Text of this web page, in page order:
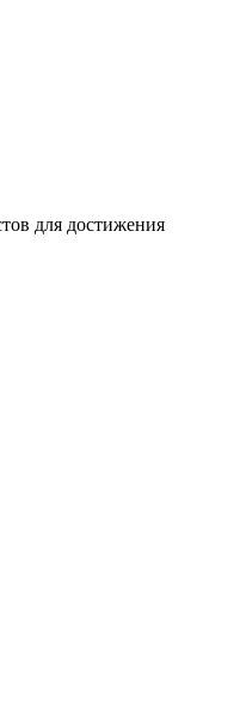
для достижения